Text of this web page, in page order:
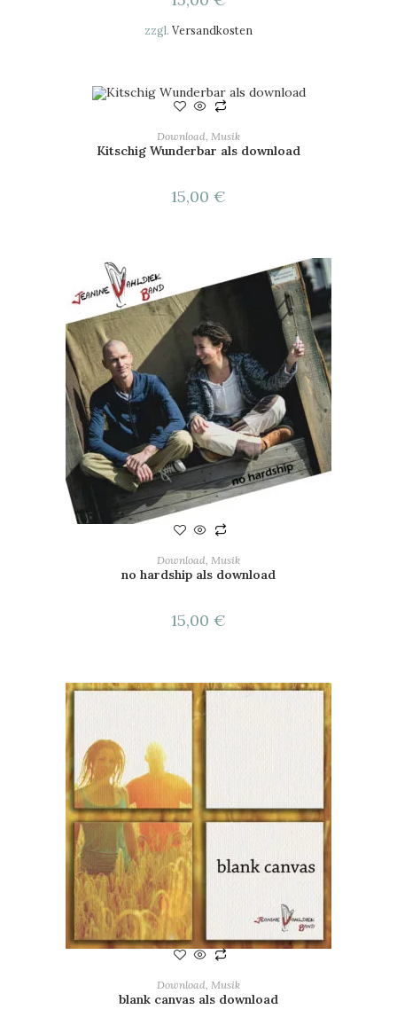
zzgl. Versandkosten
IN DEN WARENKORB
Download Musik
Kitschig Wunderbar als download
15,00 €
IN DEN WARENKORB
Download, Musik
no hardship als download
15,00 €
IN DEN WARENKORB
Download Musik
blank canvas als download